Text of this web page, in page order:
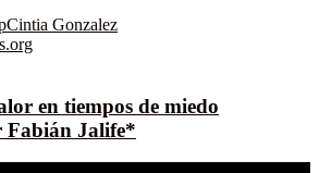
Cintia Gonzalez
en tiempos de miedo
Fabián Jalife*